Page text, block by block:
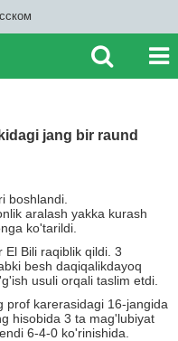
jang bir raund
boshlandi.
aralash yakka kurash
ko'tarildi.
Bili raqiblik qildi. 3
besh daqiqalikdayoq
usuli orqali taslim etdi.
prof karerasidagi 16-jangida
hisobida 3 ta mag'lubiyat
6-4-0 ko'rinishida.